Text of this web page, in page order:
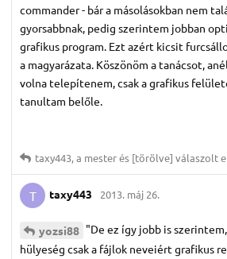
commander - bár a másolásokban nem
gyorsabbnak, pedig szerintem jobban
grafikus program. Ezt azért kicsit
a magyarázata. Köszönöm a tanácsot,
volna telepítenem, csak a grafikus
tanultam belőle.
taxy443,a mesterés [törölve] válaszolt
T taxy443 2013. máj 26.
yozsi88 "De ez így jobb is
hülyeség csak a fájlok neveiért grafikus